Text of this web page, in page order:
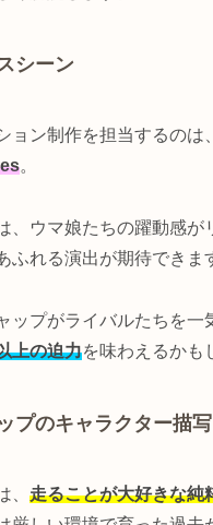
シーン
ョン制作を担当するのは、
。
、ウマ娘たちの躍動感が
ふれる演出が期待できま
ップがライバルたちを一
上の迫力を味わえるかも
プのキャラクター描写
、 走ることが大好きな純